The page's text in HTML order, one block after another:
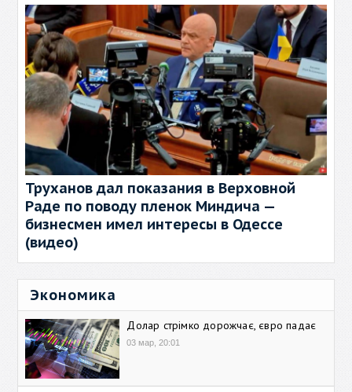
Труханов дал показания в Верховной
Раде по поводу пленок Миндича —
бизнесмен имел интересы в Одессе
(видео)
Экономика
Долар стрімко дорожчає, євро падає
03 мар, 20:01